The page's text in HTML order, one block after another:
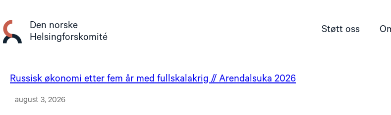
innhold
Den norske
Helsingforskomité
Støtt oss
Russisk økonomi etter fem år med fullskalakrig // Arendalsuka 2026
august 3, 2026